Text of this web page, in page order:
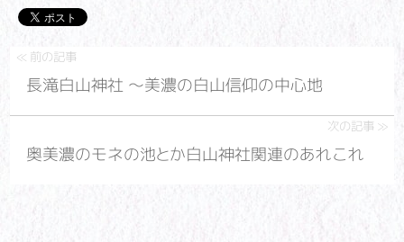
長滝白山神社 ～美濃の白山信仰の中心地
奥美濃のモネの池とか白山神社関連のあれこれ